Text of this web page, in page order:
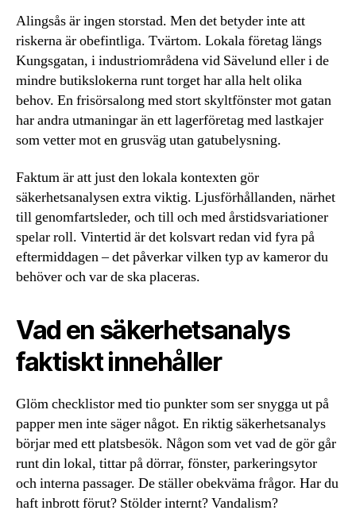
Alingsås är ingen storstad. Men det betyder inte att
riskerna är obefintliga. Tvärtom. Lokala företag längs
Kungsgatan, i industriområdena vid Sävelund eller i de
mindre butikslokerna runt torget har alla helt olika
behov. En frisörsalong med stort skyltfönster mot gatan
har andra utmaningar än ett lagerföretag med lastkajer
som vetter mot en grusväg utan gatubelysning.
Faktum är att just den lokala kontexten gör
säkerhetsanalysen extra viktig. Ljusförhållanden, närhet
till genomfartsleder, och till och med årstidsvariationer
spelar roll. Vintertid är det kolsvart redan vid fyra på
eftermiddagen – det påverkar vilken typ av kameror du
behöver och var de ska placeras.
Vad en säkerhetsanalys
faktiskt innehåller
Glöm checklistor med tio punkter som ser snygga ut på
papper men inte säger något. En riktig säkerhetsanalys
börjar med ett platsbesök. Någon som vet vad de gör går
runt din lokal, tittar på dörrar, fönster, parkeringsytor
och interna passager. De ställer obekväma frågor. Har du
haft inbrott förut? Stölder internt? Vandalism?